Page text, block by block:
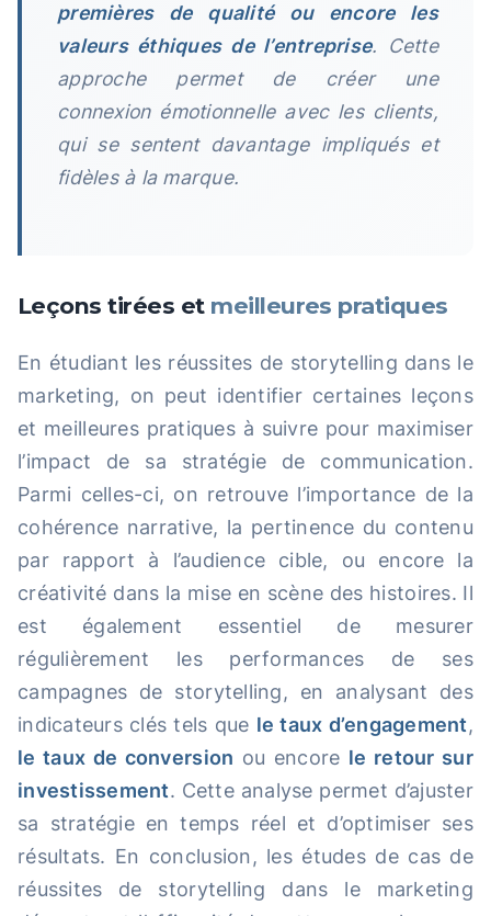
premières de qualité ou encore les
valeurs éthiques de l’entreprise. Cette
approche permet de créer une
connexion émotionnelle avec les clients,
qui se sentent davantage impliqués et
fidèles à la marque.
Leçons tirées et meilleures pratiques
En étudiant les réussites de storytelling dans le
marketing, on peut identifier certaines leçons
et meilleures pratiques à suivre pour maximiser
l’impact de sa stratégie de communication.
Parmi celles-ci, on retrouve l’importance de la
cohérence narrative, la pertinence du contenu
par rapport à l’audience cible, ou encore la
créativité dans la mise en scène des histoires. Il
est également essentiel de mesurer
régulièrement les performances de ses
campagnes de storytelling, en analysant des
indicateurs clés tels que le taux d’engagement,
le taux de conversion ou encore le retour sur
investissement. Cette analyse permet d’ajuster
sa stratégie en temps réel et d’optimiser ses
résultats. En conclusion, les études de cas de
réussites de storytelling dans le marketing